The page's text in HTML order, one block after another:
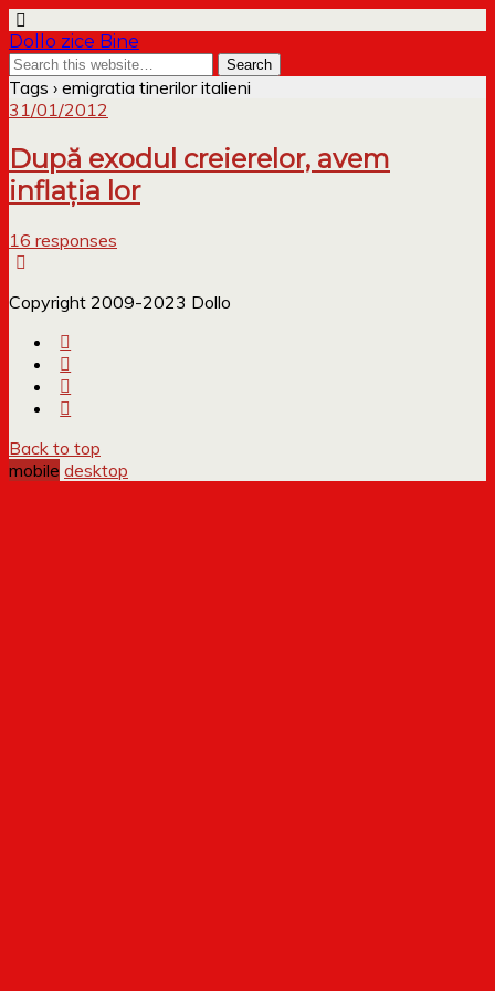
Dollo zice Bine
Tags › emigratia tinerilor italieni
31/01/2012
După exodul creierelor, avem
inflația lor
16 responses
Copyright 2009-2023 Dollo
Back to top
mobile desktop